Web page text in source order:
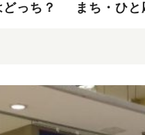
っち？ まち・ひと